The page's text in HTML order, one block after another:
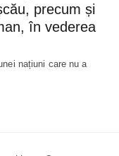
precum și
în vederea
națiuni care nu a